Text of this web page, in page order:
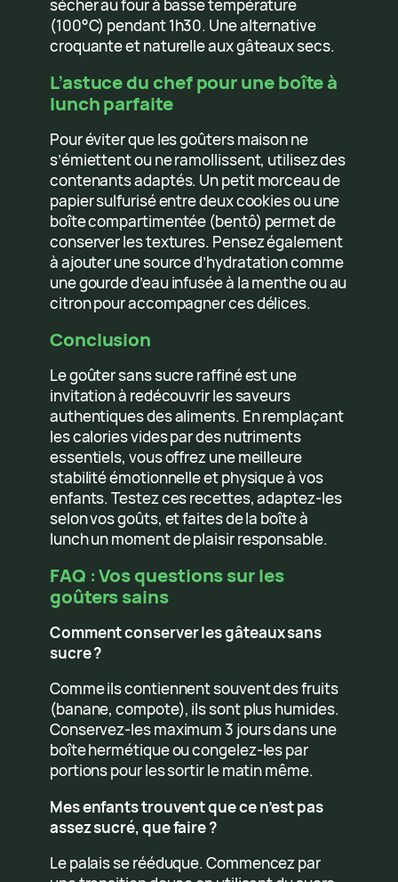
sécher au four à basse température
(100°C) pendant 1h30. Une alternative
croquante et naturelle aux gâteaux secs.
L’astuce du chef pour une boîte à
lunch parfaite
Pour éviter que les goûters maison ne
s’émiettent ou ne ramollissent, utilisez des
contenants adaptés. Un petit morceau de
papier sulfurisé entre deux cookies ou une
boîte compartimentée (bentô) permet de
conserver les textures. Pensez également
à ajouter une source d’hydratation comme
une gourde d’eau infusée à la menthe ou au
citron pour accompagner ces délices.
Conclusion
Le goûter sans sucre raffiné est une
invitation à redécouvrir les saveurs
authentiques des aliments. En remplaçant
les calories vides par des nutriments
essentiels, vous offrez une meilleure
stabilité émotionnelle et physique à vos
enfants. Testez ces recettes, adaptez-les
selon vos goûts, et faites de la boîte à
lunch un moment de plaisir responsable.
FAQ : Vos questions sur les
goûters sains
Comment conserver les gâteaux sans
sucre ?
Comme ils contiennent souvent des fruits
(banane, compote), ils sont plus humides.
Conservez-les maximum 3 jours dans une
boîte hermétique ou congelez-les par
portions pour les sortir le matin même.
Mes enfants trouvent que ce n’est pas
assez sucré, que faire ?
Le palais se rééduque. Commencez par